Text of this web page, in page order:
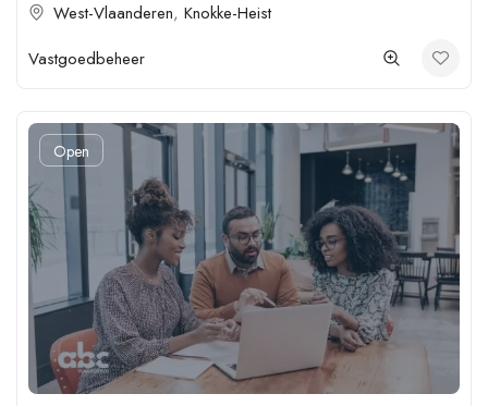
West-Vlaanderen, Knokke-Heist
Vastgoedbeheer
Open